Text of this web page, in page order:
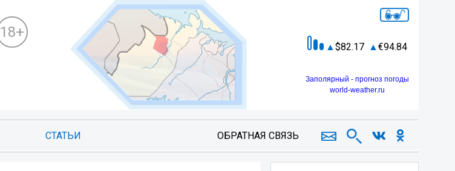
18+
82.17 94.84
Заполярный - прогноз погоды
world-weather.ru
СТАТЬИ ОБРАТНАЯ СВЯЗЬ